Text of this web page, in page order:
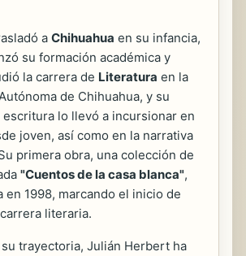
a Chihuahua en su infancia,
su formación académica y
la carrera de Literatura en la
de Chihuahua, y su
escritura lo llevó a incursionar en
joven, así como en la narrativa
primera obra, una colección de
"Cuentos de la casa blanca",
en 1998, marcando el inicio de
literaria.
trayectoria, Julián Herbert ha